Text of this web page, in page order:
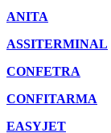
ANITA
ASSITERMINAL
CONFETRA
CONFITARMA
EASYJET